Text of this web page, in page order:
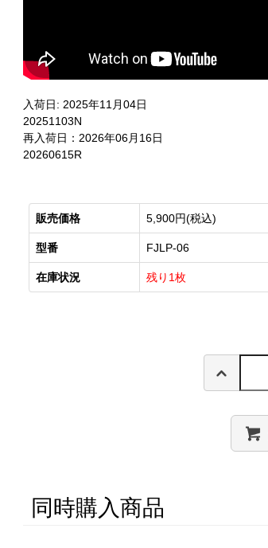
入荷日: 2025年11月04日
20251103N
再入荷日：2026年06月16日
20260615R
販売価格 5,900円(税込)
型番 FJLP-06
在庫状況 残り1枚
同時購入商品